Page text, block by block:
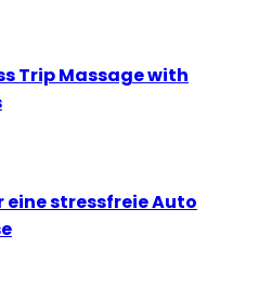
Trip Massage with
eine stressfreie Auto